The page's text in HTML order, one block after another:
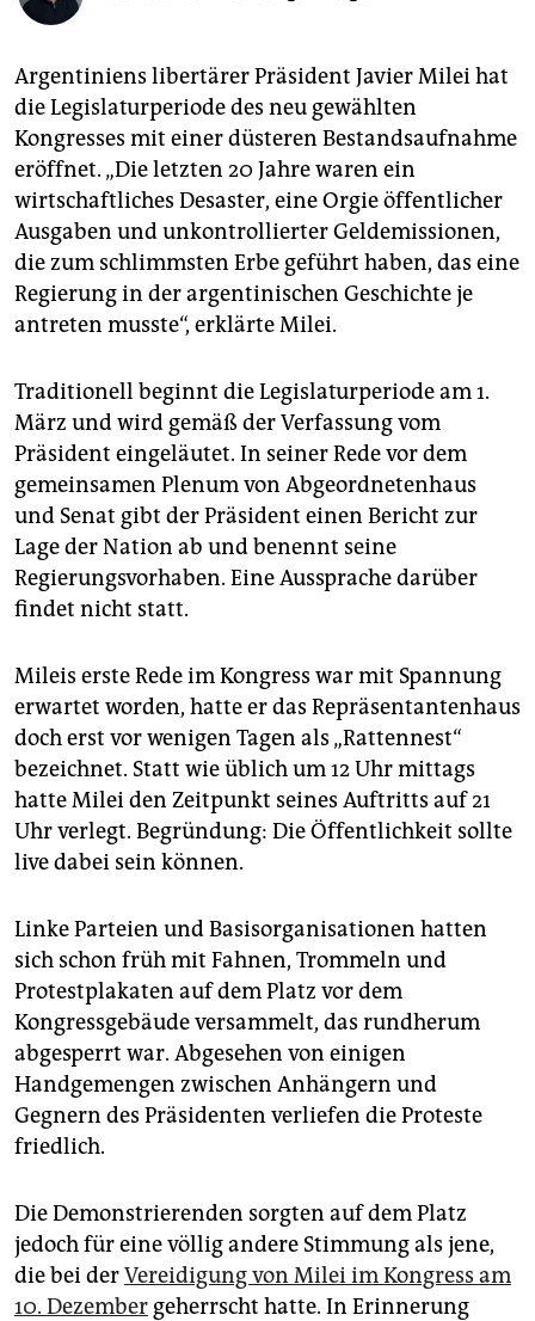
abo
genossenschaft
epaper login
Argentiniens libertärer Präsident Javier Milei hat
die Legislaturperiode des neu gewählten
Kongresses mit einer düsteren Bestandsaufnahme
eröffnet. „Die letzten 20 Jahre waren ein
wirtschaftliches Desaster, eine Orgie öffentlicher
Ausgaben und unkontrollierter Geldemissionen,
die zum schlimmsten Erbe geführt haben, das eine
Regierung in der argentinischen Geschichte je
antreten musste“, erklärte Milei.
Traditionell beginnt die Legislaturperiode am 1.
März und wird gemäß der Verfassung vom
Präsident eingeläutet. In seiner Rede vor dem
gemeinsamen Plenum von Abgeordnetenhaus
und Senat gibt der Präsident einen Bericht zur
Lage der Nation ab und benennt seine
Regierungsvorhaben. Eine Aussprache darüber
findet nicht statt.
Mileis erste Rede im Kongress war mit Spannung
erwartet worden, hatte er das Repräsentantenhaus
doch erst vor wenigen Tagen als „Rattennest“
bezeichnet. Statt wie üblich um 12 Uhr mittags
hatte Milei den Zeitpunkt seines Auftritts auf 21
Uhr verlegt. Begründung: Die Öffentlichkeit sollte
live dabei sein können.
Linke Parteien und Basisorganisationen hatten
sich schon früh mit Fahnen, Trommeln und
Protestplakaten auf dem Platz vor dem
Kongressgebäude versammelt, das rundherum
abgesperrt war. Abgesehen von einigen
Handgemengen zwischen Anhängern und
Gegnern des Präsidenten verliefen die Proteste
friedlich.
Die Demonstrierenden sorgten auf dem Platz
jedoch für eine völlig andere Stimmung als jene,
die bei derVereidigung von Milei im Kongress am
10. Dezember geherrscht hatte. In Erinnerung